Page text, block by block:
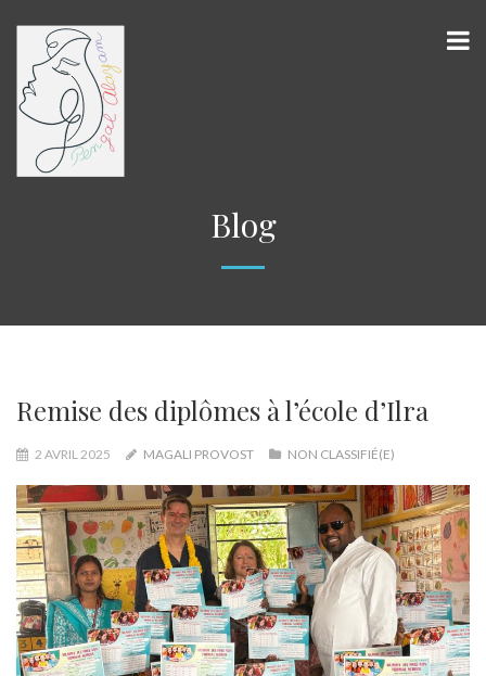
Blog
Remise des diplômes à l’école d’Ilra
2 AVRIL 2025 MAGALI PROVOST NON CLASSIFIÉ(E)